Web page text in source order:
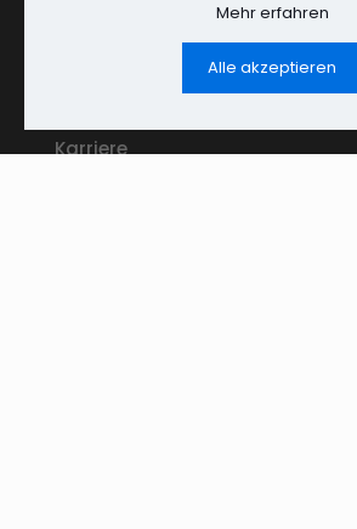
private, gewerbliche und kommunale
Immobilienportfolios.
Karriere
Mehr erfahren
Alle akzeptieren